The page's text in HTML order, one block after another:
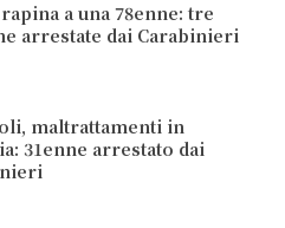
a una 78enne: tre
arrestate dai Carabinieri
maltrattamenti in
31enne arrestato dai